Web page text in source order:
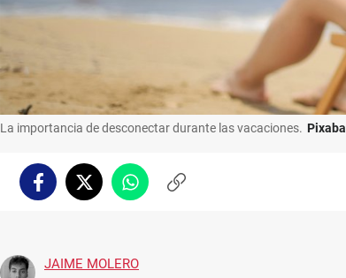
La importancia de desconectar durante las vacaciones.
FacebookTwitterWhatsappCopiar
JAIME MOLERO